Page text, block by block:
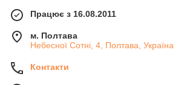
Працює з 16.08.2011
м. Полтава
Небесної Сотні, 4, Полтава, Україна
Контакти